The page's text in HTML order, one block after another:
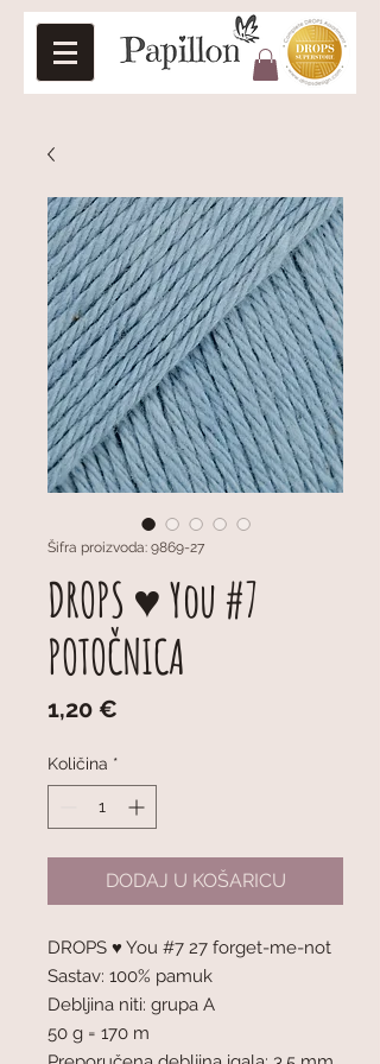
Šifra proizvoda: 9869-27
DROPS ♥ You #7
POTOČNICA
1,20 €
Količina *
DODAJ U KOŠARICU
DROPS ♥ You #7 27 forget-me-not
Sastav: 100% pamuk
Debljina niti: grupa A
50 g = 170 m